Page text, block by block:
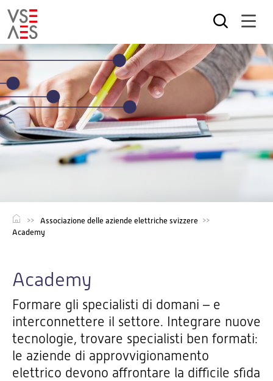
Salta
al
contenuto
principale
Associazione delle aziende elettriche svizzere
Academy
Academy
Formare gli specialisti di domani – e
interconnettere il settore. Integrare nuove
tecnologie, trovare specialisti ben formati:
le aziende di approvvigionamento
elettrico devono affrontare la difficile sfida